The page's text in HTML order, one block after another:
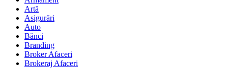
Artă
Asigurări
Auto
Bănci
Branding
Broker Afaceri
Brokeraj Afaceri